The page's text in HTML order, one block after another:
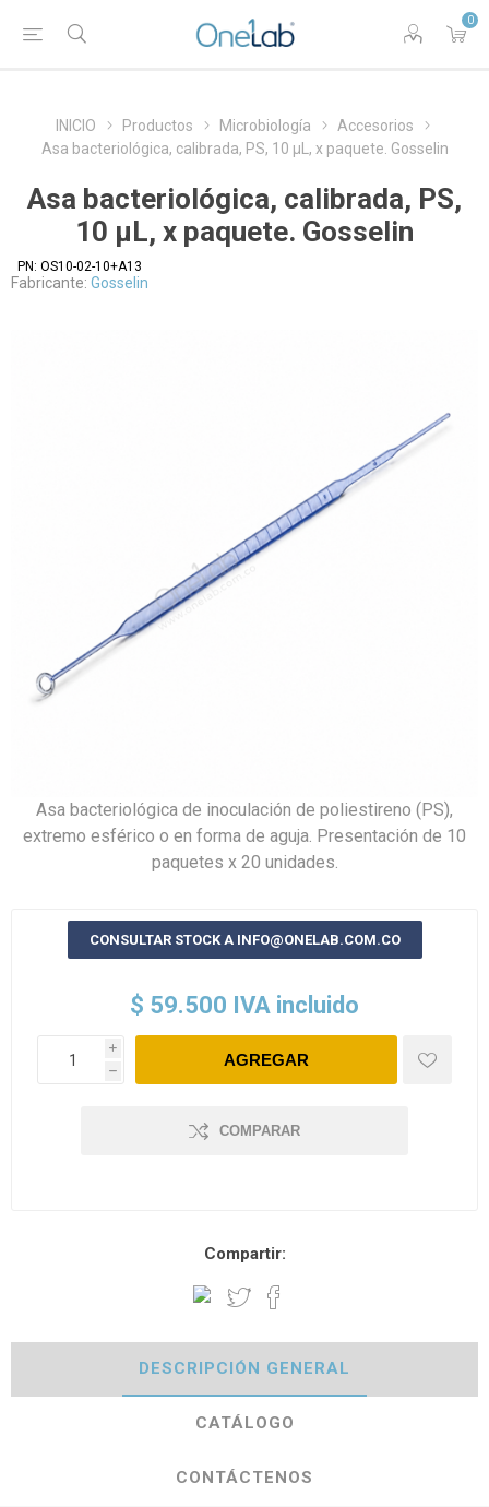
0
INICIO Productos Microbiología
Accesorios
Asa bacteriológica, calibrada, PS, 10 µL, x paquete. Gosselin
Asa bacteriológica, calibrada, PS,
10 µL, x paquete. Gosselin
PN: OS10-02-10+A13
Fabricante: Gosselin
Asa bacteriológica de inoculación de poliestireno (PS),
extremo esférico o en forma de aguja. Presentación de 10
paquetes x 20 unidades.
CONSULTAR STOCK A INFO@ONELAB.COM.CO
$ 59.500 IVA incluido
i
h
COMPARAR
Compartir:
DESCRIPCIÓN GENERAL
CATÁLOGO
CONTÁCTENOS